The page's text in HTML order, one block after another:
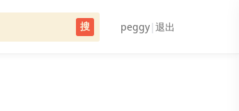
搜 peggy| 退出